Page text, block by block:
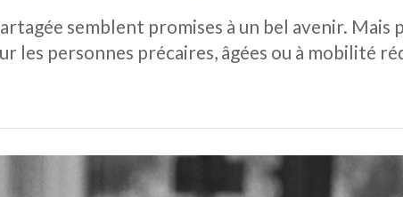
semblent promises à un bel avenir. Mais
les personnes précaires, âgées ou à mobilité